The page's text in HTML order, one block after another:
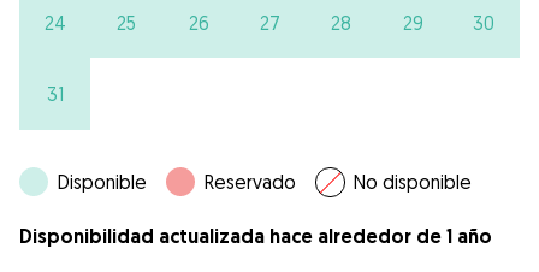
24 25 26 27 28 29 30
31
Disponible Reservado No disponible
Disponibilidad actualizada hace alrededor de 1 año